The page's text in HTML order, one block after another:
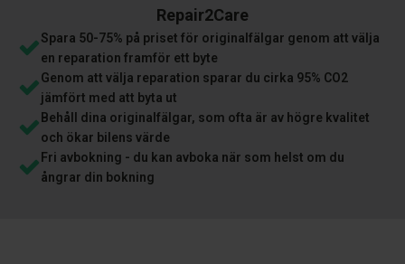
Repair2Care
Spara 50-75% på priset för originalfälgar genom att välja
en reparation framför ett byte
Genom att välja reparation sparar du cirka 95% CO2
jämfört med att byta ut
Behåll dina originalfälgar, som ofta är av högre kvalitet
och ökar bilens värde
Fri avbokning - du kan avboka när som helst om du
ångrar din bokning